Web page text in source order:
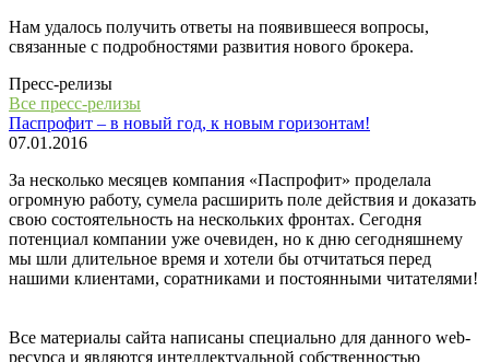
Нам удалось получить ответы на появившееся вопросы,
связанные с подробностями развития нового брокера.
Пресс-релизы
Все пресс-релизы
Паспрофит – в новый год, к новым горизонтам!
07.01.2016
За несколько месяцев компания «Паспрофит» проделала
огромную работу, сумела расширить поле действия и доказать
свою состоятельность на нескольких фронтах. Сегодня
потенциал компании уже очевиден, но к дню сегодняшнему
мы шли длительное время и хотели бы отчитаться перед
нашими клиентами, соратниками и постоянными читателями!
Все материалы сайта написаны специально для данного web-
ресурса и являются интеллектуальной собственностью